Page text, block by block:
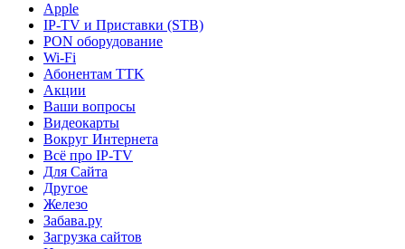
Apple
IP-TV и Приставки (STB)
PON оборудование
Wi-Fi
Абонентам TTK
Акции
Ваши вопросы
Видеокарты
Вокруг Интернета
Всё про IP-TV
Для Сайта
Другое
Железо
Забава.ру
Загрузка сайтов